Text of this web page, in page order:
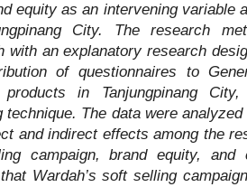
equity as an intervening variable
City. The research
with an explanatory research
of questionnaires to
products in Tanjungpinang
technique. The data were
and indirect effects among the
campaign, brand equity, and
Wardah’s soft selling